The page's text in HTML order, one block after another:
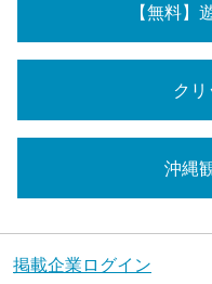
【無料】
ク
沖縄
掲載企業ログイン